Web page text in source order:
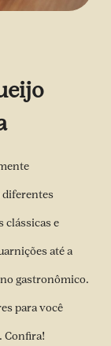
diferentes
clássicas e
até a
gastronômico.
para você
Confira!